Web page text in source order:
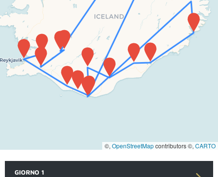
©, OpenStreetMapcontributors ©, CARTO
GIORNO 1